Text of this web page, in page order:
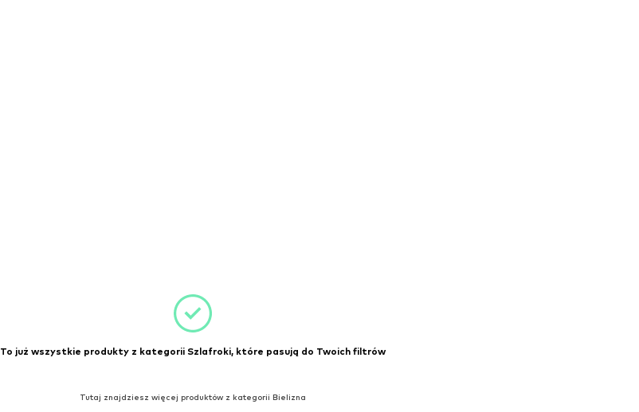
To już wszystkie produkty z kategorii Szlafroki, które pasują do Twoich filtrów
Tutaj znajdziesz więcej produktów z kategorii Bielizna